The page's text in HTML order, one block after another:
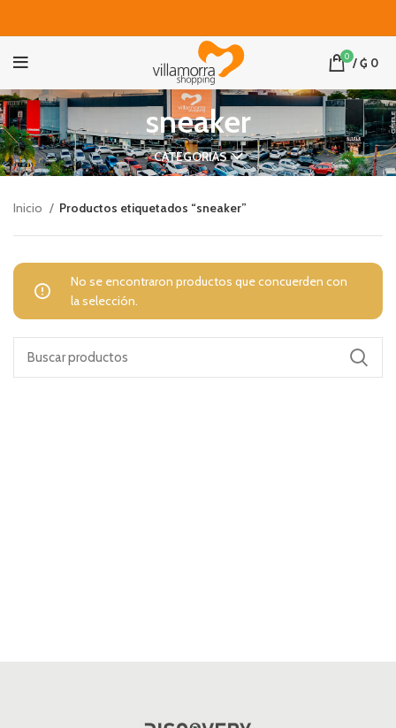
0 /₲ 0
sneaker
CATEGORIAS
Inicio Productos etiquetados “sneaker”
No se encontraron productos que concuerden con
la selección.